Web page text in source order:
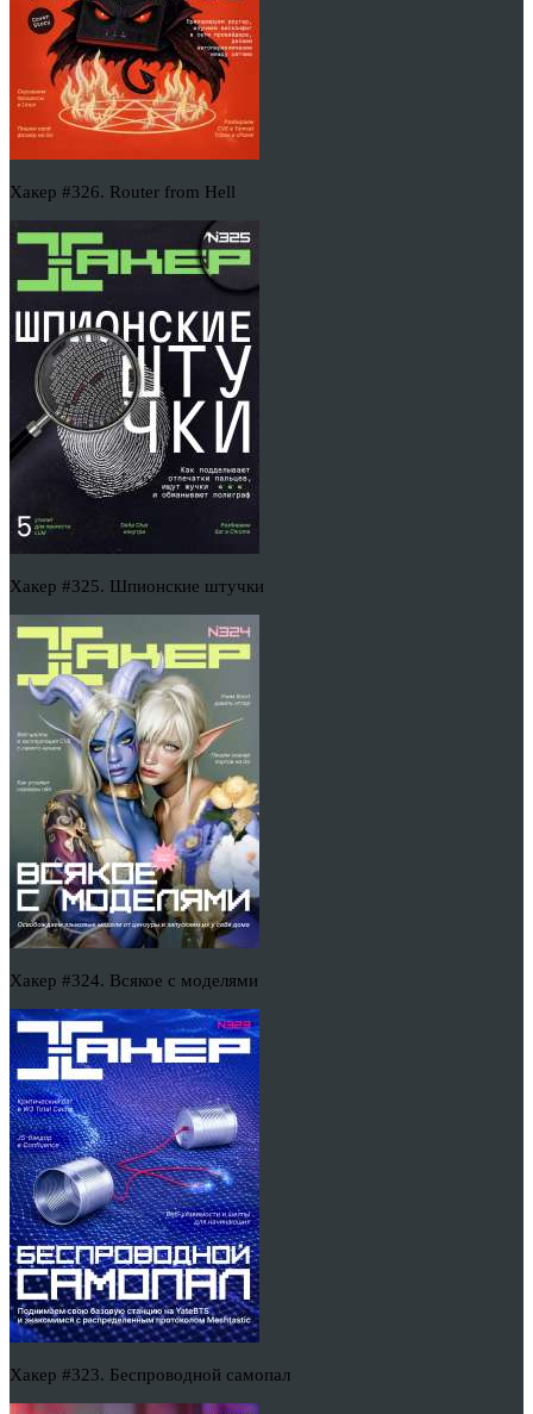
Хакер #326. Router from Hell
Хакер #325. Шпионские штучки
Хакер #324. Всякое с моделями
Хакер #323. Беспроводной самопал